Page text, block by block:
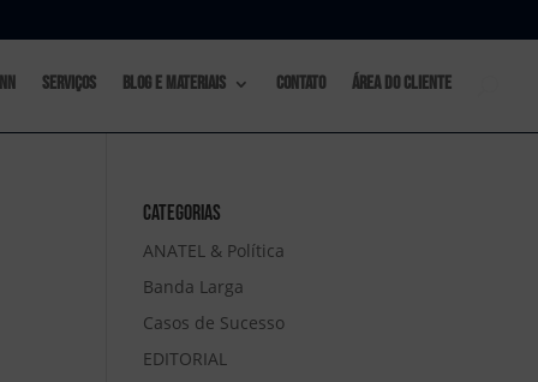
Serviços Blog e materiais Contato Área do Cliente
Categorias
ANATEL & Política
Banda Larga
Casos de Sucesso
EDITORIAL